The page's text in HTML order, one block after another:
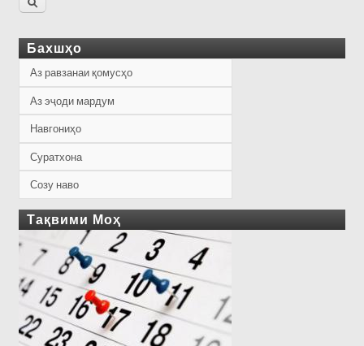
Бахшҳо
Аз равзанаи қомусҳо
Аз эҷоди мардум
Навгониҳо
Суратхона
Созу наво
Тақвими Моҳ